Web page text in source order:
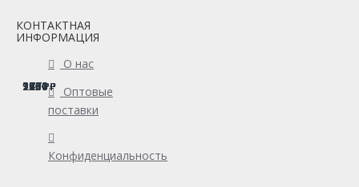
1780
1760
1500
990
990
1680
1560
1710
1700
1710
2330
2330
990
2450
2450
2230
2230
1500
1500
1680
1550
990
1700
1130
1170
КОНТАКТНАЯ
ИНФОРМАЦИЯ
О нас
Оптовые
поставки
Конфиденциальность